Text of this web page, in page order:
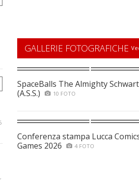
GALLERIE FOTOGRAFICHE
SpaceBalls The Almighty
(A.S.S.)
10 FOTO
Conferenza stampa Lucca
Games 2026
4 FOTO